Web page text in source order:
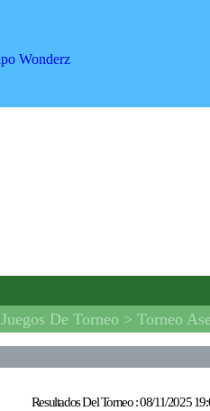
Juegos De Torneo > Torneo
Resultados Del Torneo :08/11/2025